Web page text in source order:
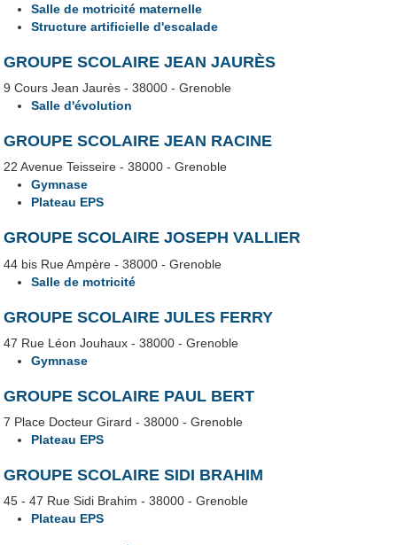
Salle de motricité maternelle
Structure artificielle d'escalade
GROUPE SCOLAIRE JEAN JAURÈS
9 Cours Jean Jaurès - 38000 - Grenoble
Salle d'évolution
GROUPE SCOLAIRE JEAN RACINE
22 Avenue Teisseire - 38000 - Grenoble
Gymnase
Plateau EPS
GROUPE SCOLAIRE JOSEPH VALLIER
44 bis Rue Ampère - 38000 - Grenoble
Salle de motricité
GROUPE SCOLAIRE JULES FERRY
47 Rue Léon Jouhaux - 38000 - Grenoble
Gymnase
GROUPE SCOLAIRE PAUL BERT
7 Place Docteur Girard - 38000 - Grenoble
Plateau EPS
GROUPE SCOLAIRE SIDI BRAHIM
45 - 47 Rue Sidi Brahim - 38000 - Grenoble
Plateau EPS